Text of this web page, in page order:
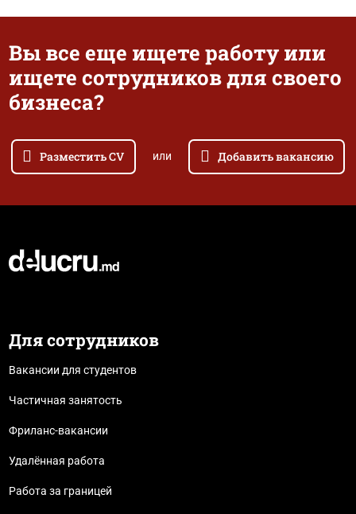
Вы все еще ищете работу или
ищете сотрудников для своего
бизнеса?
Разместить CV или Добавить вакансию
Для сотрудников
Вакансии для студентов
Частичная занятость
Фриланс-вакансии
Удалённая работа
Работа за границей